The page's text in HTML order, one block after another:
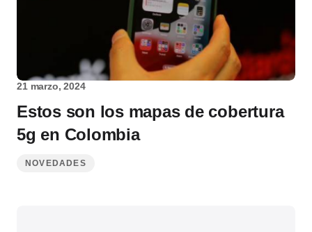
21 marzo, 2024
Estos son los mapas de cobertura
5g en Colombia
NOVEDADES